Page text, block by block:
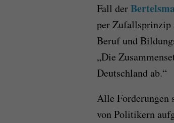
Fall der
per Zufallsprinzip
Beruf und
„Die
Deutschland ab.“
Alle Forderungen
von Politikern